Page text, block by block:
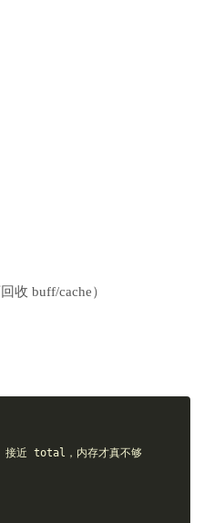
收 buff/cache）
近 total，内存才真不够